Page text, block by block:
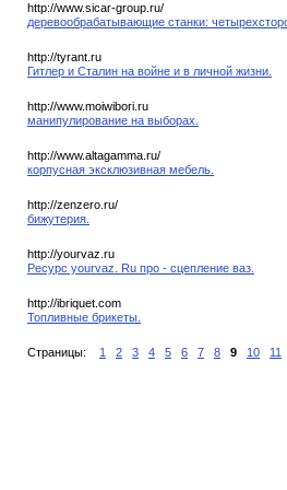
http://www.sicar-group.ru/
деревообрабатывающие станки:
http://tyrant.ru
Гитлер и Сталин на войне и в личной жизни.
http://www.moiwibori.ru
манипулирование на выборах.
http://www.altagamma.ru/
корпусная эксклюзивная мебель.
http://zenzero.ru/
бижутерия.
http://yourvaz.ru
Ресурс yourvaz. Ru про - сцепление ваз.
http://ibriquet.com
Топливные брикеты.
Страницы: 1 2 3 4 5 6 7 8 9 10 11